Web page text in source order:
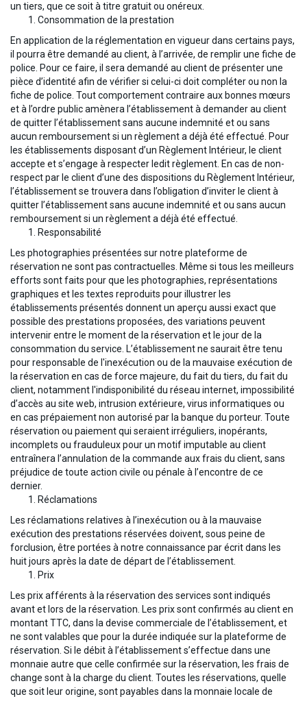
un tiers, que ce soit à titre gratuit ou onéreux.
Consommation de la prestation
En application de la réglementation en vigueur dans certains pays,
il pourra être demandé au client, à l’arrivée, de remplir une fiche de
police. Pour ce faire, il sera demandé au client de présenter une
pièce d’identité afin de vérifier si celui-ci doit compléter ou non la
fiche de police. Tout comportement contraire aux bonnes mœurs
et à l’ordre public amènera l’établissement à demander au client
de quitter l’établissement sans aucune indemnité et ou sans
aucun remboursement si un règlement a déjà été effectué. Pour
les établissements disposant d’un Règlement Intérieur, le client
accepte et s’engage à respecter ledit règlement. En cas de non-
respect par le client d’une des dispositions du Règlement Intérieur,
l’établissement se trouvera dans l’obligation d’inviter le client à
quitter l’établissement sans aucune indemnité et ou sans aucun
remboursement si un règlement a déjà été effectué.
Responsabilité
Les photographies présentées sur notre plateforme de
réservation ne sont pas contractuelles. Même si tous les meilleurs
efforts sont faits pour que les photographies, représentations
graphiques et les textes reproduits pour illustrer les
établissements présentés donnent un aperçu aussi exact que
possible des prestations proposées, des variations peuvent
intervenir entre le moment de la réservation et le jour de la
consommation du service. L’établissement ne saurait être tenu
pour responsable de l'inexécution ou de la mauvaise exécution de
la réservation en cas de force majeure, du fait du tiers, du fait du
client, notamment l'indisponibilité du réseau internet, impossibilité
d’accès au site web, intrusion extérieure, virus informatiques ou
en cas prépaiement non autorisé par la banque du porteur. Toute
réservation ou paiement qui seraient irréguliers, inopérants,
incomplets ou frauduleux pour un motif imputable au client
entraînera l’annulation de la commande aux frais du client, sans
préjudice de toute action civile ou pénale à l’encontre de ce
dernier.
Réclamations
Les réclamations relatives à l’inexécution ou à la mauvaise
exécution des prestations réservées doivent, sous peine de
forclusion, être portées à notre connaissance par écrit dans les
huit jours après la date de départ de l’établissement.
Prix
Les prix afférents à la réservation des services sont indiqués
avant et lors de la réservation. Les prix sont confirmés au client en
montant TTC, dans la devise commerciale de l’établissement, et
ne sont valables que pour la durée indiquée sur la plateforme de
réservation. Si le débit à l’établissement s’effectue dans une
monnaie autre que celle confirmée sur la réservation, les frais de
change sont à la charge du client. Toutes les réservations, quelle
que soit leur origine, sont payables dans la monnaie locale de